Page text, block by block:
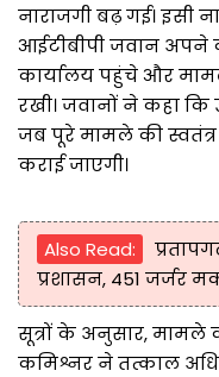
नाराजगी बढ़ गई। इसी
आईटीबीपी जवान
कार्यालय पहुंचे और
रखी। जवानों ने कहा कि
जब पूरे मामले की स्वतंत्र
कराई जाएगी।
Also Read:
प्रशासन, 451 जर्जर
सूत्रों के अनुसार, मामले
कमिश्नर ने तत्काल